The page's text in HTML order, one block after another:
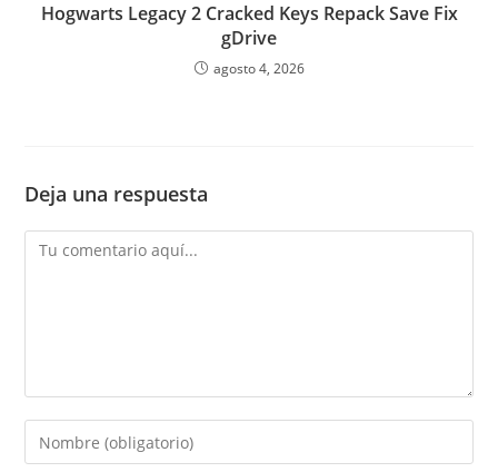
Hogwarts Legacy 2 Cracked Keys Repack Save Fix
gDrive
agosto 4, 2026
Deja una respuesta
Comentario
Introduce
tu